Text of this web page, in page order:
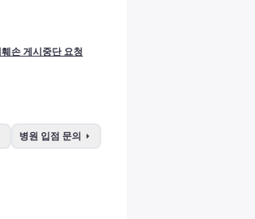
손 게시중단 요청
병원 입점 문의 arrow_right